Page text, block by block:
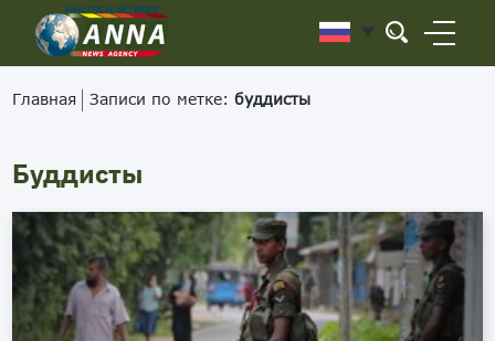
Главная Записи по метке:буддисты
Буддисты